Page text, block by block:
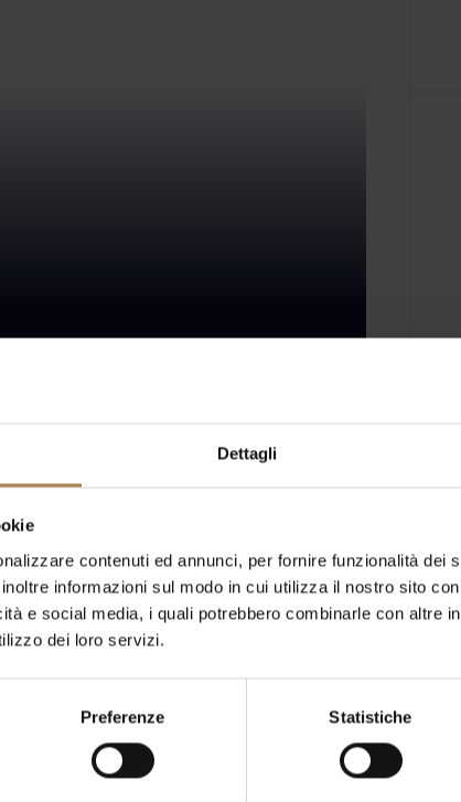
Dettagli
contenuti ed annunci, per fornire funzionalità dei
informazioni sul modo in cui utilizza il nostro sito
e social media, i quali potrebbero combinarle con altre
dei loro servizi.
Preferenze Statistiche
Maroon 5che partiranno daMilano,
che si preannuncia
, potranno avvalersi del
in Metropolitana.